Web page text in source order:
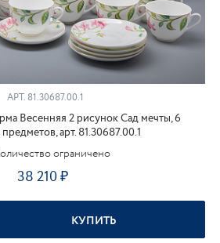
АРТ.81.30687.00.1
Весенняя 2 рисунок Сад мечты, 6
арт. 81.30687.00.1
ограничено
38 210
КУПИТЬ